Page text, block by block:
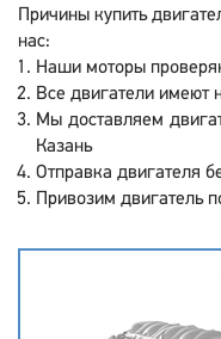
Причины купить
нас:
Наши моторы
Все двигатели имеют
Мы доставляем
Казань
Отправка двигателя
Привозим двигатель